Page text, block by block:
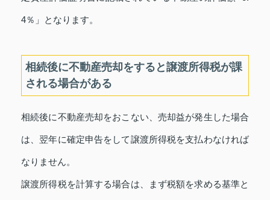
4％」となります。
相続後に不動産売却をすると譲渡所得税が課
される場合がある
相続後に不動産売却をおこない、売却益が発生した場合
は、翌年に確定申告をして譲渡所得税を支払わなければ
なりません。
譲渡所得税を計算する場合は、まず税額を求める基準と